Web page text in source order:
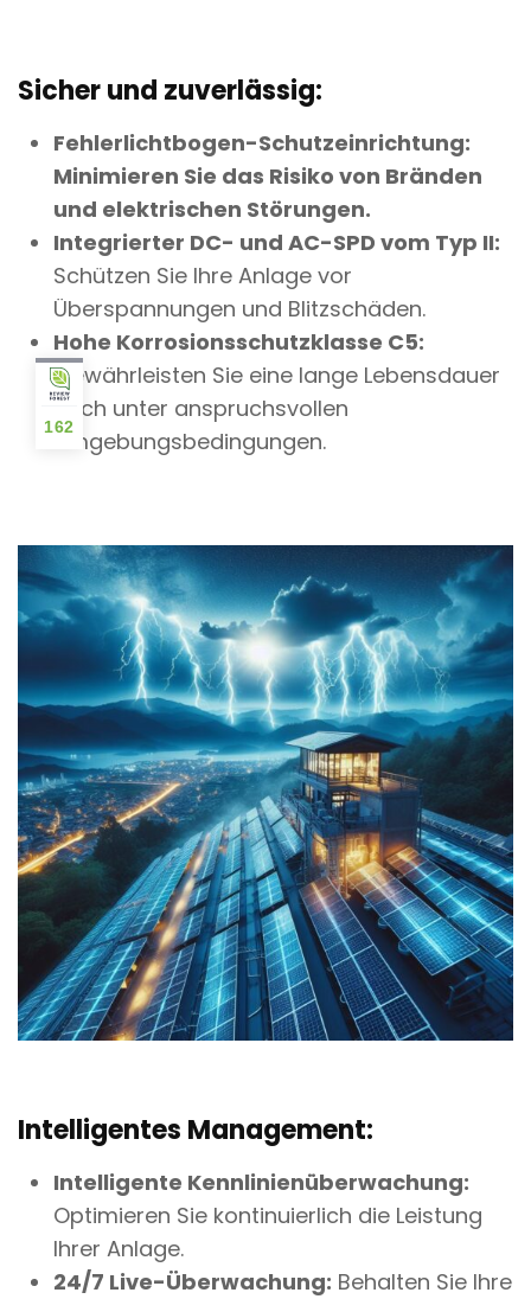
Sicher und zuverlässig:
Fehlerlichtbogen-Schutzeinrichtung:
Minimieren Sie das Risiko von Bränden
und elektrischen Störungen.
Integrierter DC- und AC-SPD vom Typ II:
Schützen Sie Ihre Anlage vor
Überspannungen und Blitzschäden.
Hohe Korrosionsschutzklasse C5:
Gewährleisten Sie eine lange Lebensdauer
auch unter anspruchsvollen
Umgebungsbedingungen.
Intelligentes Management:
Intelligente Kennlinienüberwachung:
Optimieren Sie kontinuierlich die Leistung
Ihrer Anlage.
24/7 Live-Überwachung: Behalten Sie Ihre
162